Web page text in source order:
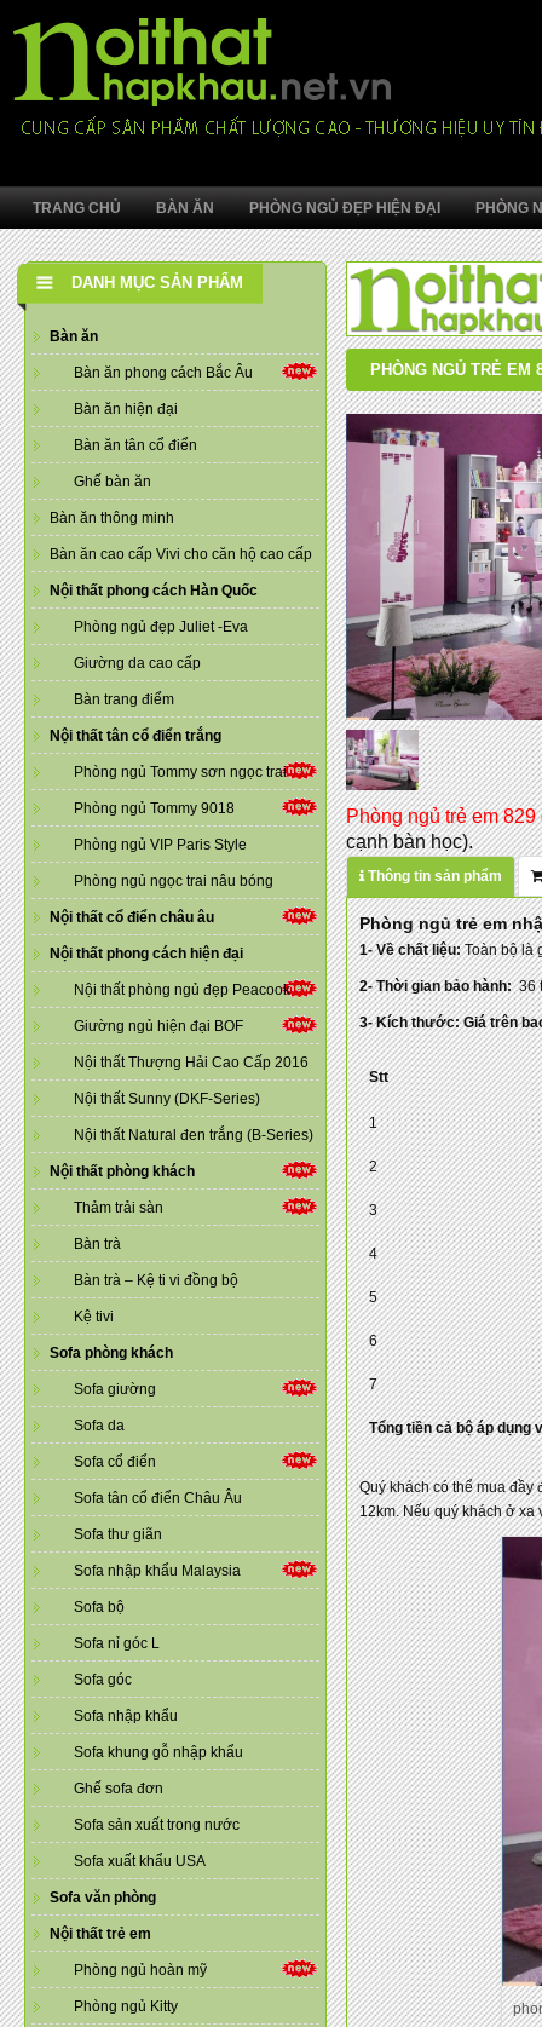
TRANG CHỦ BÀN ĂN PHÒNG NGỦ ĐẸP HIỆN ĐẠI PHÒNG
DANH MỤC SẢN PHẨM
Bàn ăn
Bàn ăn phong cách Bắc Âu
Bàn ăn hiện đại
Bàn ăn tân cổ điển
Ghế bàn ăn
Bàn ăn thông minh
Bàn ăn cao cấp Vivi cho căn hộ cao cấp
Nội thất phong cách Hàn Quốc
Phòng ngủ đẹp Juliet -Eva
Giường da cao cấp
Bàn trang điểm
Nội thất tân cổ điển trắng
Phòng ngủ Tommy sơn ngọc trai
Phòng ngủ Tommy 9018
Phòng ngủ VIP Paris Style
Phòng ngủ ngọc trai nâu bóng
Nội thất cổ điển châu âu
Nội thất phong cách hiện đại
Nội thất phòng ngủ đẹp Peacook
Giường ngủ hiện đại BOF
Nội thất Thượng Hải Cao Cấp 2016
Nội thất Sunny (DKF-Series)
Nội thất Natural đen trắng (B-Series)
Nội thất phòng khách
Thảm trải sàn
Bàn trà
Bàn trà – Kệ ti vi đồng bộ
Kệ tivi
Sofa phòng khách
Sofa giường
Sofa da
Sofa cổ điển
Sofa tân cổ điển Châu Âu
Sofa thư giãn
Sofa nhập khẩu Malaysia
Sofa bộ
Sofa nỉ góc L
Sofa góc
Sofa nhập khẩu
Sofa khung gỗ nhập khẩu
Ghế sofa đơn
Sofa sản xuất trong nước
Sofa xuất khẩu USA
Sofa văn phòng
Nội thất trẻ em
Phòng ngủ hoàn mỹ
Phòng ngủ Kitty
PHÒNG NGỦ TRẺ EM
Phòng ngủ trẻ em 829
cạnh bàn học).
Thông tin sản phẩm
Phòng ngủ trẻ em
1- Về chất liệu:Toàn bộ là
2- Thời gian bảo hành:36
3- Kích thước: Giá trên
Stt
1
2
3
4
5
6
7
Tổng tiền cả bộ áp dụng
Quý khách có thể mua đầy
12km. Nếu quý khách ở xa